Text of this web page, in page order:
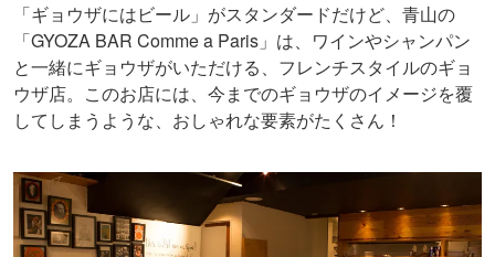
「ギョウザにはビール」がスタンダードだけど、青山の
「GYOZA BAR Comme a Paris」は、ワインやシャンパン
と一緒にギョウザがいただける、フレンチスタイルのギョ
ウザ店。このお店には、今までのギョウザのイメージを覆
してしまうような、おしゃれな要素がたくさん！